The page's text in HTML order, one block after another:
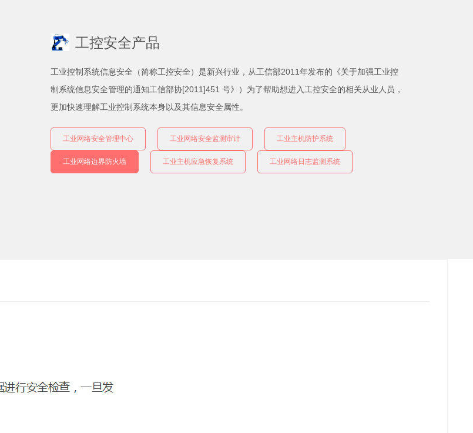
工控安全产品
工业控制系统信息安全（简称工控安全）是新兴行业，从工信部2011年发布的《关于加强工业控
制系统信息安全管理的通知工信部协[2011]451 号》）为了帮助想进入工控安全的相关从业人员，
更加快速理解工业控制系统本身以及其信息安全属性。
工业网络安全管理中心 工业网络安全监测审计 工业主机防护系统
工业网络边界防火墙 工业主机应急恢复系统 工业网络日志监测系统